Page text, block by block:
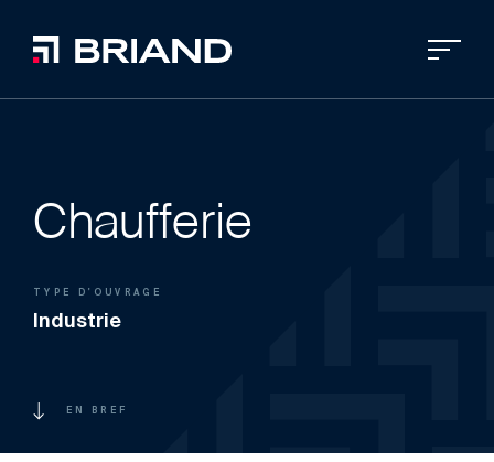
Chaufferie
TYPE D'OUVRAGE
Industrie
EN BREF